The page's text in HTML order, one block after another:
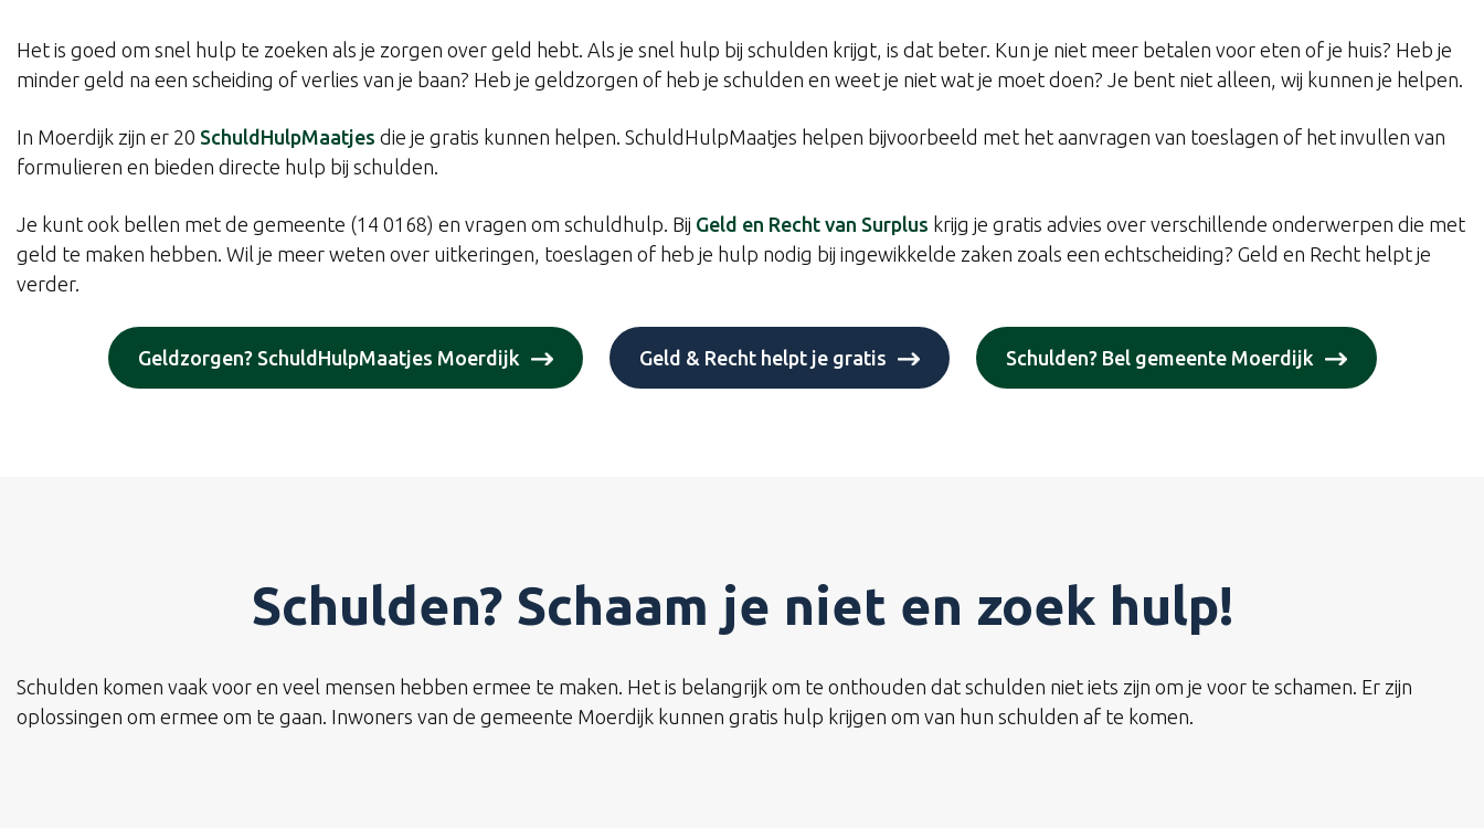
Het is goed om snel hulp te zoeken als je zorgen over geld hebt. Als je snel hulp bij schulden krijgt, is dat beter. Kun je niet meer betalen voor eten of je huis? Heb je
minder geld na een scheiding of verlies van je baan? Heb je geldzorgen of heb je schulden en weet je niet wat je moet doen? Je bent niet alleen, wij kunnen je helpen.
In Moerdijk zijn er 20 SchuldHulpMaatjes die je gratis kunnen helpen. SchuldHulpMaatjes helpen bijvoorbeeld met het aanvragen van toeslagen of het invullen van
formulieren en bieden directe hulp bij schulden.
Je kunt ook bellen met de gemeente (14 0168) en vragen om schuldhulp. Bij Geld en Recht van Surplus krijg je gratis advies over verschillende onderwerpen die met
geld te maken hebben. Wil je meer weten over uitkeringen, toeslagen of heb je hulp nodig bij ingewikkelde zaken zoals een echtscheiding? Geld en Recht helpt je
verder.
Geldzorgen? SchuldHulpMaatjes Moerdijk Geld & Recht helpt je gratis Schulden? Bel gemeente Moerdijk
Schulden? Schaam je niet en zoek hulp!
Schulden komen vaak voor en veel mensen hebben ermee te maken. Het is belangrijk om te onthouden dat schulden niet iets zijn om je voor te schamen. Er zijn
oplossingen om ermee om te gaan. Inwoners van de gemeente Moerdijk kunnen gratis hulp krijgen om van hun schulden af te komen.